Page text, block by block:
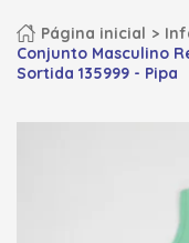
Página inicial
Conjunto Masculino
Sortida 135999 - Pipa